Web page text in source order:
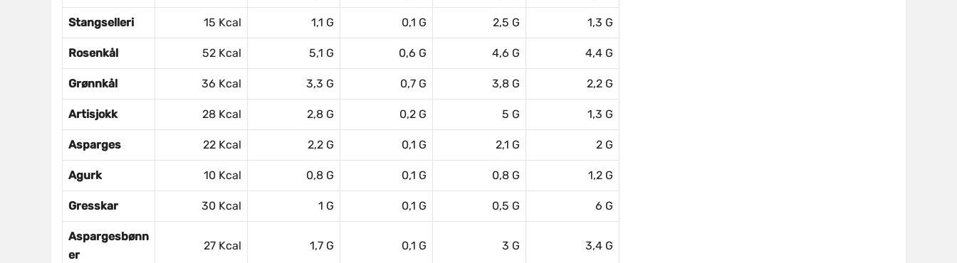
Stangselleri 15 Kcal 1,1 G 0,1 G 2,5 G 1,3 G
Rosenkål 52 Kcal 5,1 G 0,6 G 4,6 G 4,4 G
Grønnkål 36 Kcal 3,3 G 0,7 G 3,8 G 2,2 G
Artisjokk 28 Kcal 2,8 G 0,2 G 5 G 1,3 G
Asparges 22 Kcal 2,2 G 0,1 G 2,1 G 2 G
Agurk 10 Kcal 0,8 G 0,1 G 0,8 G 1,2 G
Gresskar 30 Kcal 1 G 0,1 G 0,5 G 6 G
Aspargesbønn
Er
27 Kcal 1,7 G 0,1 G 3 G 3,4 G